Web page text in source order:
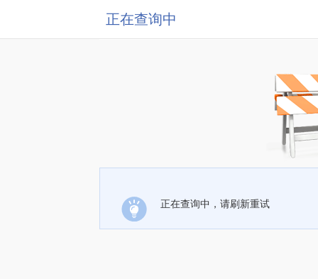
正在查询中
正在查询中，请刷新重试